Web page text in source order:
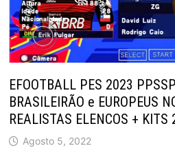
EFOOTBALL PES 2023
BRASILEIRÃO e EUROPEUS
REALISTAS ELENCOS + KITS
Agosto 5, 2022